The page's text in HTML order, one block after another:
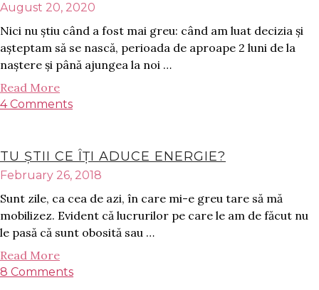
August 20, 2020
Nici nu știu când a fost mai greu: când am luat decizia și
așteptam să se nască, perioada de aproape 2 luni de la
naștere și până ajungea la noi …
Read More
4 Comments
TU ȘTII CE ÎȚI ADUCE ENERGIE?
February 26, 2018
Sunt zile, ca cea de azi, în care mi-e greu tare să mă
mobilizez. Evident că lucrurilor pe care le am de făcut nu
le pasă că sunt obosită sau …
Read More
8 Comments